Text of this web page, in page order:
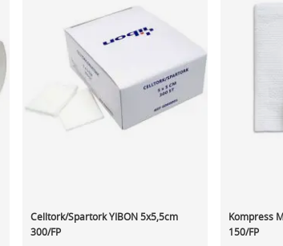
Celltork/Spartork YIBON 5x5,5cm
300/FP
Kompress
150/FP